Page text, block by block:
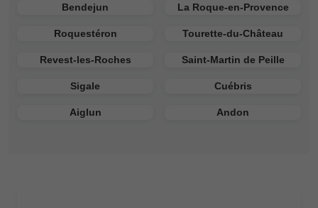
Bendejun La Roque-en-Provence
Roquestéron Tourette-du-Château
Revest-les-Roches Saint-Martin de Peille
Sigale Cuébris
Aiglun Andon